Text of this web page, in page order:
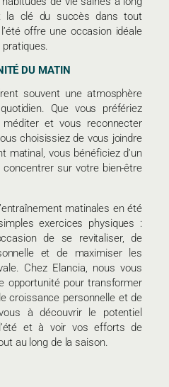
la clé du succès dans tout
offre une occasion idéale
DU MATIN
souvent une atmosphère
Que vous préfériez
et vous reconnecter
choisissiez de vous joindre
matinal, vous bénéficiez d’un
sur votre bien-être
matinales en été
exercices physiques :
de se revitaliser, de
et de maximiser les
Chez Elancia, nous vous
opportunité pour transformer
croissance personnelle et de
à découvrir le potentiel
et à voir vos efforts de
au long de la saison.